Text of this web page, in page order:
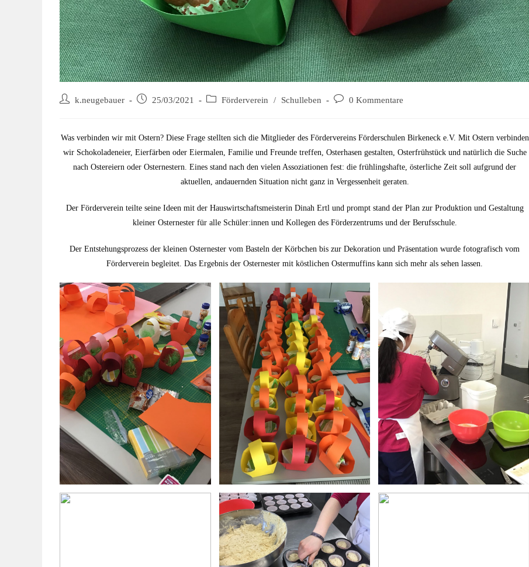
k.neugebauer 25/03/2021 Förderverein / Schulleben 0 Kommentare
Was verbinden wir mit Ostern? Diese Frage stellten sich die Mitglieder des Fördervereins Förderschulen Birkeneck e.V. Mit Ostern verbinden
wir Schokoladeneier, Eierfärben oder Eiermalen, Familie und Freunde treffen, Osterhasen gestalten, Osterfrühstück und natürlich die Suche
nach Ostereiern oder Osternestern. Eines stand nach den vielen Assoziationen fest: die frühlingshafte, österliche Zeit soll aufgrund der
aktuellen, andauernden Situation nicht ganz in Vergessenheit geraten.
Der Förderverein teilte seine Ideen mit der Hauswirtschaftsmeisterin Dinah Ertl und prompt stand der Plan zur Produktion und Gestaltung
kleiner Osternester für alle Schüler:innen und Kollegen des Förderzentrums und der Berufsschule.
Der Entstehungsprozess der kleinen Osternester vom Basteln der Körbchen bis zur Dekoration und Präsentation wurde fotografisch vom
Förderverein begleitet. Das Ergebnis der Osternester mit köstlichen Ostermuffins kann sich mehr als sehen lassen.